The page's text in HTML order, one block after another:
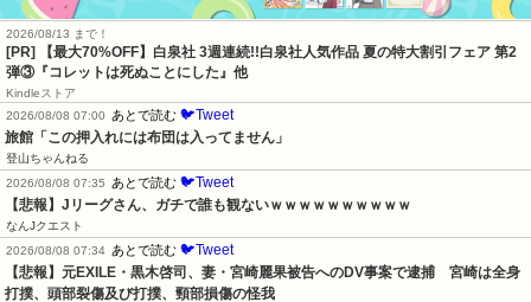
2026/08/13 まで！
[PR] 【最大70%OFF】白泉社 3週連続!!白泉社人気作品 夏の特大割引フェア 第2
弾③『コレットは死ぬことにした』他
Kindleストア
2026/08/08 07:00
あとで読む 🐦Tweet
旅館「この押入れには布団は入ってません」
登山ちゃんねる
2026/08/08 07:35
あとで読む 🐦Tweet
【悲報】Jリーグさん、ガチで誰も観ないｗｗｗｗｗｗｗｗｗｗ
なんJクエスト
2026/08/08 07:34 あとで読む 🐦Tweet
【悲報】元EXILE・黒木啓司、妻・宮崎麗果被告へのDV事案で逮捕　宮崎は全身
打撲、頭部裂傷及び打撲、頸部損傷の怪我